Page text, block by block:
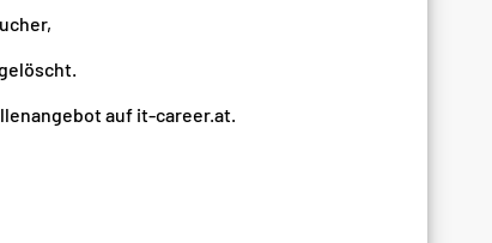
auf it-career.at.